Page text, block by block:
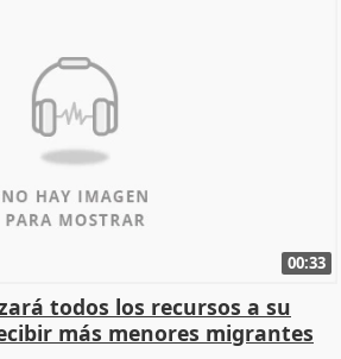
00:33
todos los recursos a su
más menores migrantes